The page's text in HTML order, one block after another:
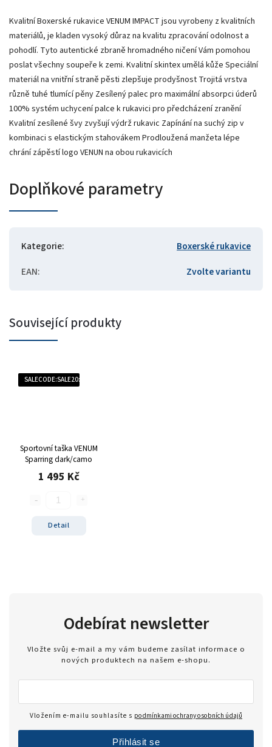
Kvalitní Boxerské rukavice VENUM IMPACT jsou vyrobeny z kvalitních
materiálů, je kladen vysoký důraz na kvalitu zpracování odolnost a
pohodlí. Tyto autentické zbraně hromadného ničení Vám pomohou
poslat všechny soupeře k zemi. Kvalitní skintex umělá kůže Speciální
materiál na vnitřní straně pěsti zlepšuje prodyšnost Trojitá vrstva
různě tuhé tlumící pěny Zesílený palec pro maximální absorpci úderů
100% systém uchycení palce k rukavici pro předcházení zranění
Kvalitní zesílené švy zvyšují výdrž rukavic Zapínání na suchý zip v
kombinaci s elastickým stahovákem Prodloužená manžeta lépe
chrání zápěstí logo VENUN na obou rukavicích
Doplňkové parametry
Kategorie:
Boxerské rukavice
EAN: Zvolte variantu
Související produkty
SALECODE:SALE20:20:%
Sportovní taška VENUM
Sparring dark/camo
1 495 Kč
Detail
Odebírat newsletter
Vložte svůj e-mail a my vám budeme zasílat informace o
nových produktech na našem e-shopu.
Vložením e-mailu souhlasíte s podmínkami ochrany osobních údajů
Přihlásit se